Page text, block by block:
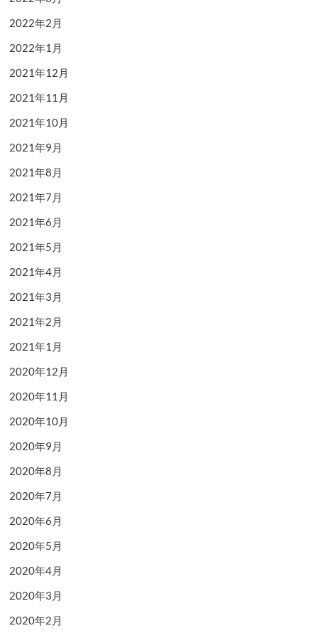
2022年2月
2022年1月
2021年12月
2021年11月
2021年10月
2021年9月
2021年8月
2021年7月
2021年6月
2021年5月
2021年4月
2021年3月
2021年2月
2021年1月
2020年12月
2020年11月
2020年10月
2020年9月
2020年8月
2020年7月
2020年6月
2020年5月
2020年4月
2020年3月
2020年2月